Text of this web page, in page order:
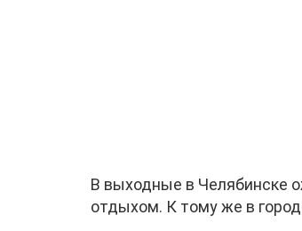
В выходные в Челябинске
отдыхом. К тому же в